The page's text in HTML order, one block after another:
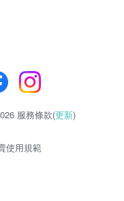
服務條款(更新)
使用規範